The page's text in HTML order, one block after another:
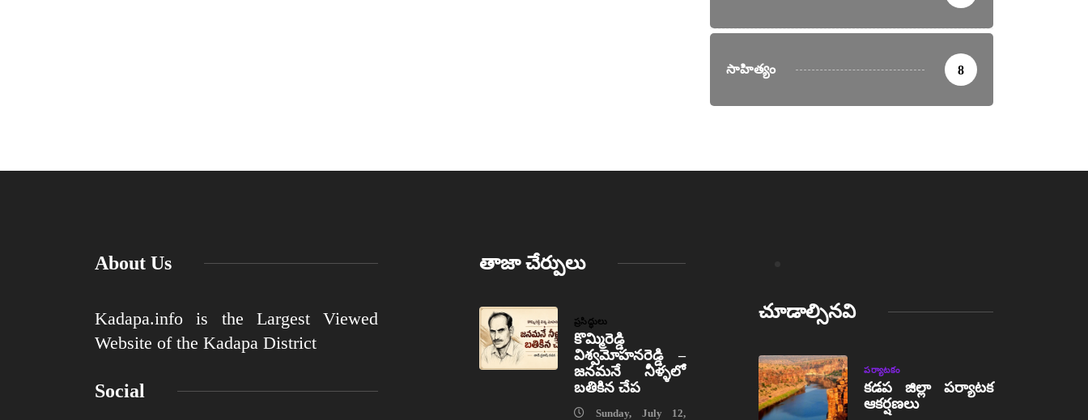
సాహిత్యం 8
About Us
Kadapa.info is the Largest Viewed
Website of the Kadapa District
Social
తాజా చేర్పులు
ప్రసిద్ధులు
కొమ్మిరెడ్డి
విశ్వమోహనరెడ్డి –
జనమనే నీళ్ళలో
బతికిన చేప
Sunday, July 12,
చూడాల్సినవి
పర్యాటకం
కడప జిల్లా పర్యాటక
ఆకర్షణలు